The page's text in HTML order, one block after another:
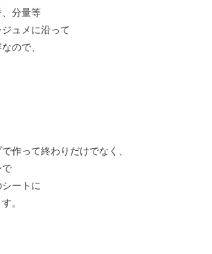
分量等
ュメに沿って
ので、
作って終わりだけでなく、
で
ートに
。